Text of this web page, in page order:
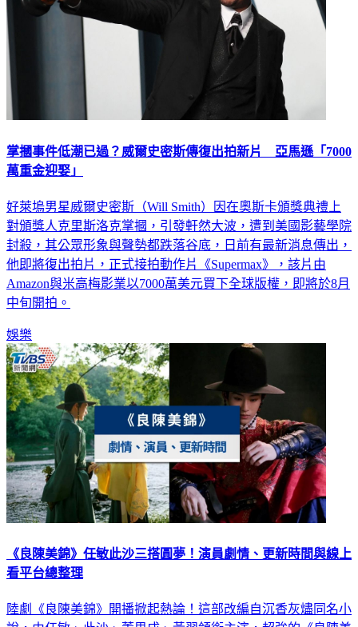
掌摑事件低潮已過？威爾史密斯傳復出拍新片 亞馬遜「7000
好萊塢男星威爾史密斯（Will Smith）因在奧斯卡頒獎典禮上
對頒獎人克里斯洛克掌摑，引發軒然大波，遭到美國影藝學院
封殺，其公眾形象與聲勢都跌落谷底，日前有最新消息傳出，
他即將復出拍片，正式接拍動作片《Supermax》，該片由
Amazon與米高梅影業以7000萬美元買下全球版權，即將於8月
娛樂
《良陳美錦》任敏此沙三搭圓夢！演員劇情、更新時間與線上